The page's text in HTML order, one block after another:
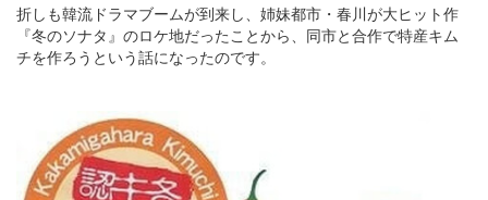
折しも韓流ドラマブームが到来し、姉妹都市・春川が大ヒット作
『冬のソナタ』のロケ地だったことから、同市と合作で特産キム
チを作ろうという話になったのです。